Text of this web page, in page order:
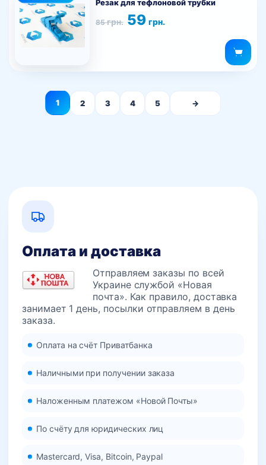
Резак для тефлоновой трубки
85грн.
Первоначальная
цена
59грн.
Текущая
цена:
1 2 3 4 5 →
Оплата и доставка
Отправляем заказы по всей
Украине службой «Новая
почта». Как правило, доставка
занимает 1 день, посылки отправляем в день
заказа.
Оплата на счёт Приватбанка
Наличными при получении заказа
Наложенным платежом «Новой Почты»
По счёту для юридических лиц
Mastercard, Visa, Bitcoin, Paypal